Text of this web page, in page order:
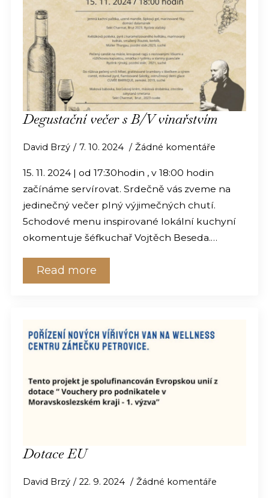
Degustační večer s B/V vinařstvím
David Brzý 7. 10. 2024 Žádné komentáře
15. 11. 2024 | od 17:30hodin , v 18:00 hodin
začínáme servírovat. Srdečně vás zveme na
jedinečný večer plný výjimečných chutí.
5chodové menu inspirované lokální kuchyní
okomentuje šéfkuchař Vojtěch Beseda.…
Read more
Dotace EU
David Brzý 22. 9. 2024 Žádné komentáře